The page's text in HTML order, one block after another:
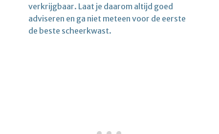
verkrijgbaar. Laat je daarom altijd goed
adviseren en ga niet meteen voor de eerste
de beste scheerkwast.